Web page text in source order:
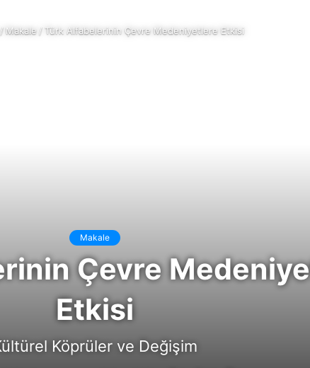
/ Makale / Türk Alfabelerinin Çevre Medeniyetlere Etkisi
Makale
Çevre
Etkisi
Köprüler ve Değişim